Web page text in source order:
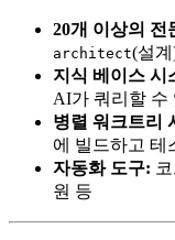
20개 이상의 전
architect(설
지식 베이스 시
AI가 쿼리할 수
병렬 워크트리
에 빌드하고 테
자동화 도구:
원 등